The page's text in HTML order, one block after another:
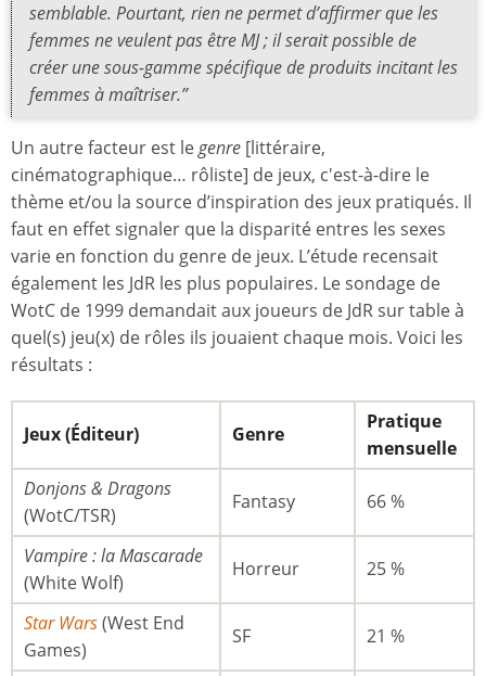
semblable. Pourtant, rien ne permet d’affirmer que les
femmes ne veulent pas être MJ ; il serait possible de
créer une sous-gamme spécifique de produits incitant les
femmes à maîtriser.”
Un autre facteur est legenre [littéraire,
cinématographique… rôliste] de jeux, c'est-à-dire le
thème et/ou la source d’inspiration des jeux pratiqués. Il
faut en effet signaler que la disparité entres les sexes
varie en fonction du genre de jeux. L’étude recensait
également les JdR les plus populaires. Le sondage de
WotC de 1999 demandait aux joueurs de JdR sur table à
quel(s) jeu(x) de rôles ils jouaient chaque mois. Voici les
résultats :
Jeux (Éditeur) Genre
Pratique
mensuelle
Donjons & Dragons
(WotC/TSR)
Fantasy 66 %
Vampire : la Mascarade
(White Wolf)
Horreur 25 %
Star Wars(West End
Games)
SF 21 %